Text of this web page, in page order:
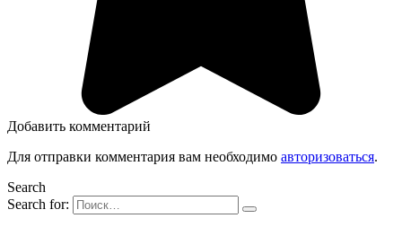
Добавить комментарий
Для отправки комментария вам необходимо авторизоваться.
Search
Search for: